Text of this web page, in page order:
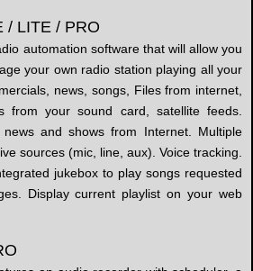
/ LITE / PRO
automation software that will allow you
your own radio station playing all your
news, songs, Files from internet,
from your sound card, satellite feeds.
news and shows from Internet. Multiple
sources (mic, line, aux). Voice tracking.
jukebox to play songs requested
Display current playlist on your web